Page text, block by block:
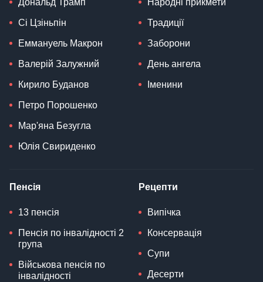
Дональд Трамп
Сі Цзіньпін
Еммануель Макрон
Валерій Залужний
Кирило Буданов
Петро Порошенко
Мар'яна Безугла
Юлія Свириденко
Народні прикмети
Традиції
Заборони
День ангела
Іменини
Пенсія
13 пенсія
Пенсія по інвалідності 2
група
Військова пенсія по
інвалідності
Рецепти
Випічка
Консервація
Супи
Десерти